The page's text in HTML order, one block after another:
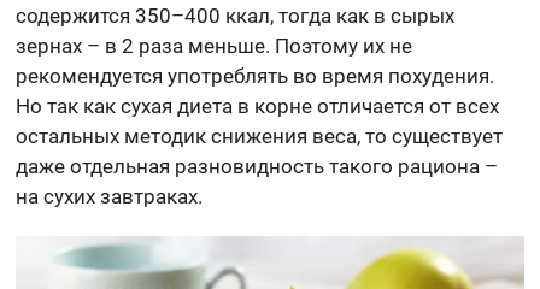
содержится 350–400 ккал, тогда как в сырых
зернах – в 2 раза меньше. Поэтому их не
рекомендуется употреблять во время похудения.
Но так как сухая диета в корне отличается от всех
остальных методик снижения веса, то существует
даже отдельная разновидность такого рациона –
на сухих завтраках.